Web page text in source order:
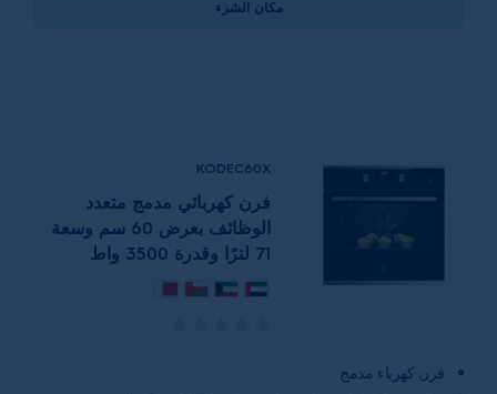
مكان الشرء
KODEC60X
فرن كهربائي مدمج متعدد
الوظائف بعرض 60 سم وسعة
71 لترًا وقدرة 3500 واط
فرن كهرباء مدمج